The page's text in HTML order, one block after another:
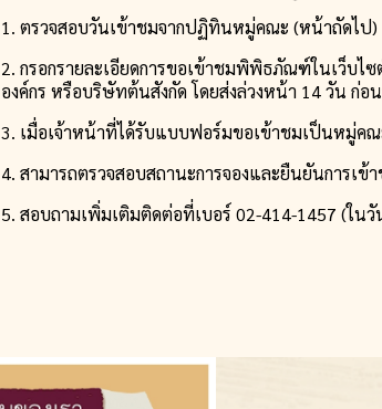
1. ตรวจสอบวันเข้าชมจากปฏิทินหมู่คณะ (หน้าถัดไป)
2. กรอกรายละเอียดการขอเข้าชมพิพิธภัณฑ์ในเว็บ
องค์กร หรือบริษัทต้นสังกัด โดยส่งล่วงหน้า 14 วัน ก่อ
3. เมื่อเจ้าหน้าที่ได้รับแบบฟอร์มขอเข้าชมเป็นหมู่คณ
4. สามารถตรวจสอบสถานะการจองและยืนยันการ
5. สอบถามเพิ่มเติมติดต่อที่เบอร์ 02-414-1457 (ในวั